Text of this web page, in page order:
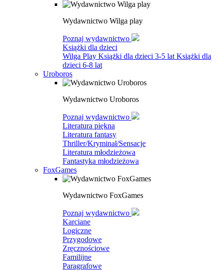
Wydawnictwo Wilga play
Poznaj wydawnictwo
Książki dla dzieci
Wilga Play Książki dla dzieci 3-5 lat Książki dla
dzieci 6-8 lat
Uroboros
Wydawnictwo Uroboros
Poznaj wydawnictwo
Literatura piękna
Literatura fantasy
Thriller/Kryminał/Sensacje
Literatura młodzieżowa
Fantastyka młodzieżowa
FoxGames
Wydawnictwo FoxGames
Poznaj wydawnictwo
Karciane
Logiczne
Przygodowe
Zręcznościowe
Familijne
Paragrafowe